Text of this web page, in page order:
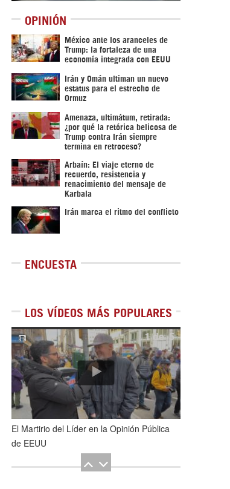
OPINIÓN
México ante los aranceles de
Trump: la fortaleza de una
economía integrada con EEUU
Irán y Omán ultiman un nuevo
estatus para el estrecho de
Ormuz
Amenaza, ultimátum, retirada:
¿por qué la retórica belicosa de
Trump contra Irán siempre
termina en retroceso?
Arbaín: El viaje eterno de
recuerdo, resistencia y
renacimiento del mensaje de
Karbala
Irán marca el ritmo del conflicto
ENCUESTA
LOS VÍDEOS MÁS POPULARES
1de5
El Martirio del Líder en la Opinión Pública
de EEUU